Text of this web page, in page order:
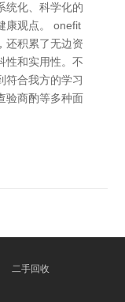
统化、科学化的
康观点。 onefit
还积累了无边资
性和实用性。不
符合我方的学习
验商酌等多种面
二手回收